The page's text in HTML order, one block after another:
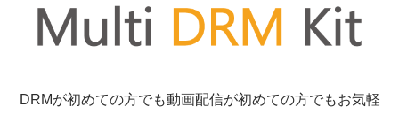
DRMが初めての方でも動画配信が初めての方でもお気軽